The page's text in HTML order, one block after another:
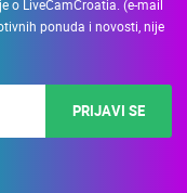
o LiveCamCroatia. (e-mail
ponuda i novosti, nije
PRIJAVI SE